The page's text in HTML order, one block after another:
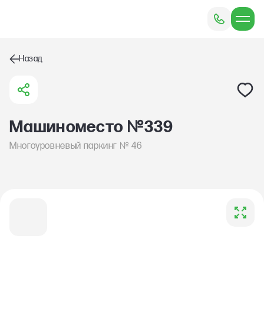
Назад
Машиноместо №339
Многоуровневый паркинг № 46